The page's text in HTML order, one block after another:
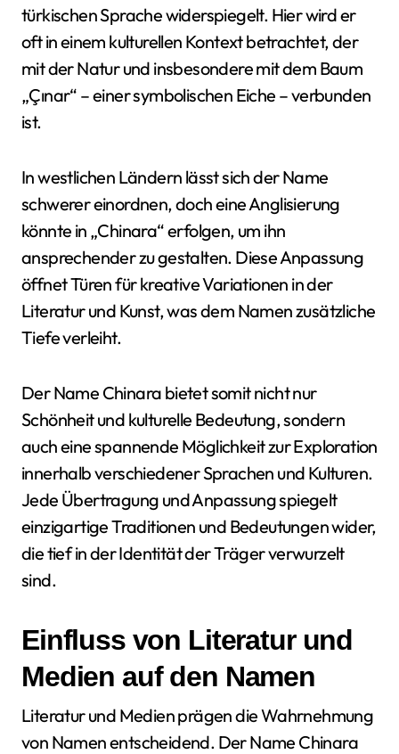
türkischen Sprache widerspiegelt. Hier wird er
oft in einem kulturellen Kontext betrachtet, der
mit der Natur und insbesondere mit dem Baum
„Çınar“ – einer symbolischen Eiche – verbunden
ist.
In westlichen Ländern lässt sich der Name
schwerer einordnen, doch eine Anglisierung
könnte in „Chinara“ erfolgen, um ihn
ansprechender zu gestalten. Diese Anpassung
öffnet Türen für kreative Variationen in der
Literatur und Kunst, was dem Namen zusätzliche
Tiefe verleiht.
Der Name Chinara bietet somit nicht nur
Schönheit und kulturelle Bedeutung, sondern
auch eine spannende Möglichkeit zur Exploration
innerhalb verschiedener Sprachen und Kulturen.
Jede Übertragung und Anpassung spiegelt
einzigartige Traditionen und Bedeutungen wider,
die tief in der Identität der Träger verwurzelt
sind.
Einfluss von Literatur und
Medien auf den Namen
Literatur und Medien prägen die Wahrnehmung
von Namen entscheidend. Der Name Chinara